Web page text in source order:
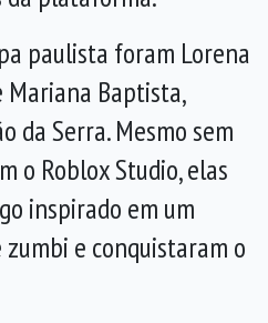
paulista foram Lorena
Mariana Baptista,
da Serra. Mesmo sem
o Roblox Studio, elas
inspirado em um
e conquistaram o